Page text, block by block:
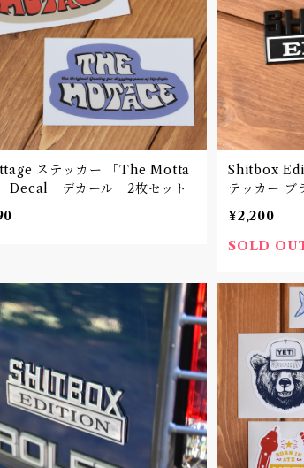
ステッカー 「The Motta
ge」 Decal デカール 2枚セット
Shitbox
テッカー
¥2,200
SOLD